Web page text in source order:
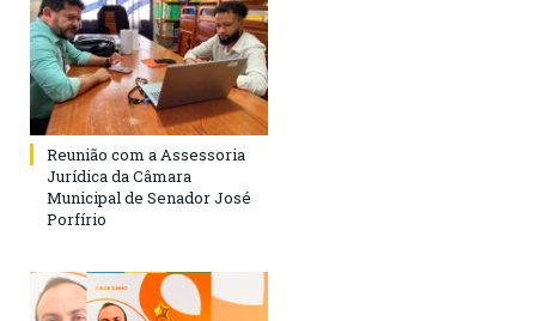
Reunião com a Assessoria
Jurídica da Câmara
Municipal de Senador José
Porfírio